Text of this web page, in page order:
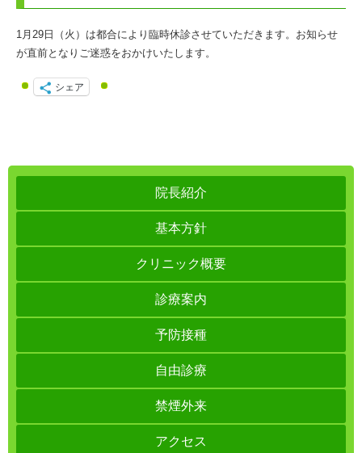
1月29日（火）は都合により臨時休診させていただきます。お知らせ
が直前となりご迷惑をおかけいたします。
シェア
院長紹介
基本方針
クリニック概要
診療案内
予防接種
自由診療
禁煙外来
アクセス